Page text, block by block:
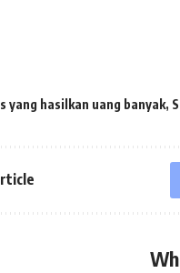
yang hasilkan uang banyak,